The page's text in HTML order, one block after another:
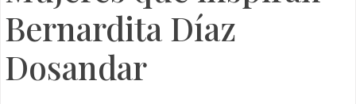
Bernardita Díaz
Dosandar